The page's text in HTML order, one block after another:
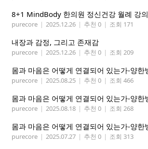
8+1 MindBody 한의원 정신건강 월례 강의
purecore | 2025.12.26 | 추천 0 | 조회 171
내장과 감정, 그리고 존재감
purecore | 2025.12.26 | 추천 0 | 조회 209
purecore | 2025.08.25 | 추천 0 | 조회 466
purecore | 2025.08.18 | 추천 0 | 조회 268
purecore | 2025.07.27 | 추천 0 | 조회 313